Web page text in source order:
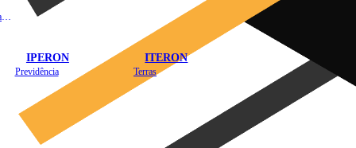
IPERON
Previdência
ITERON
Terras